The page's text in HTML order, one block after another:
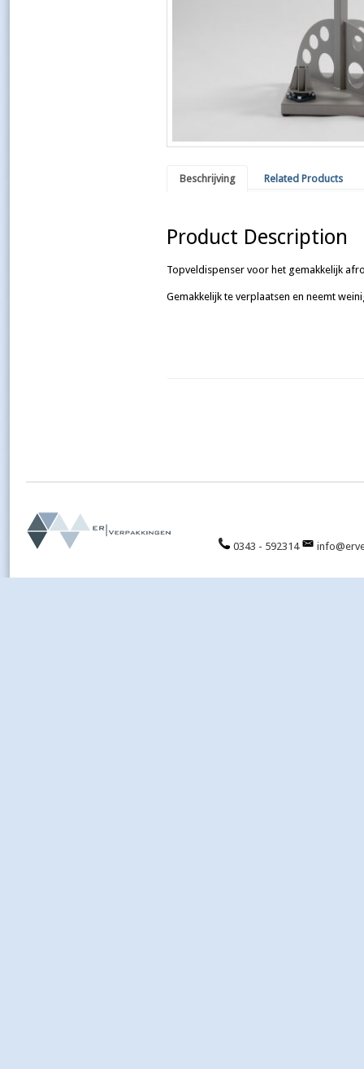
Beschrijving Related Products
Product Description
Topveldispenser voor het gemakkelijk
Gemakkelijk te verplaatsen en neemt
0343 - 592314